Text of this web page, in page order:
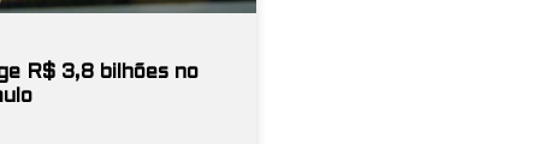
R$ 3,8 bilhões no